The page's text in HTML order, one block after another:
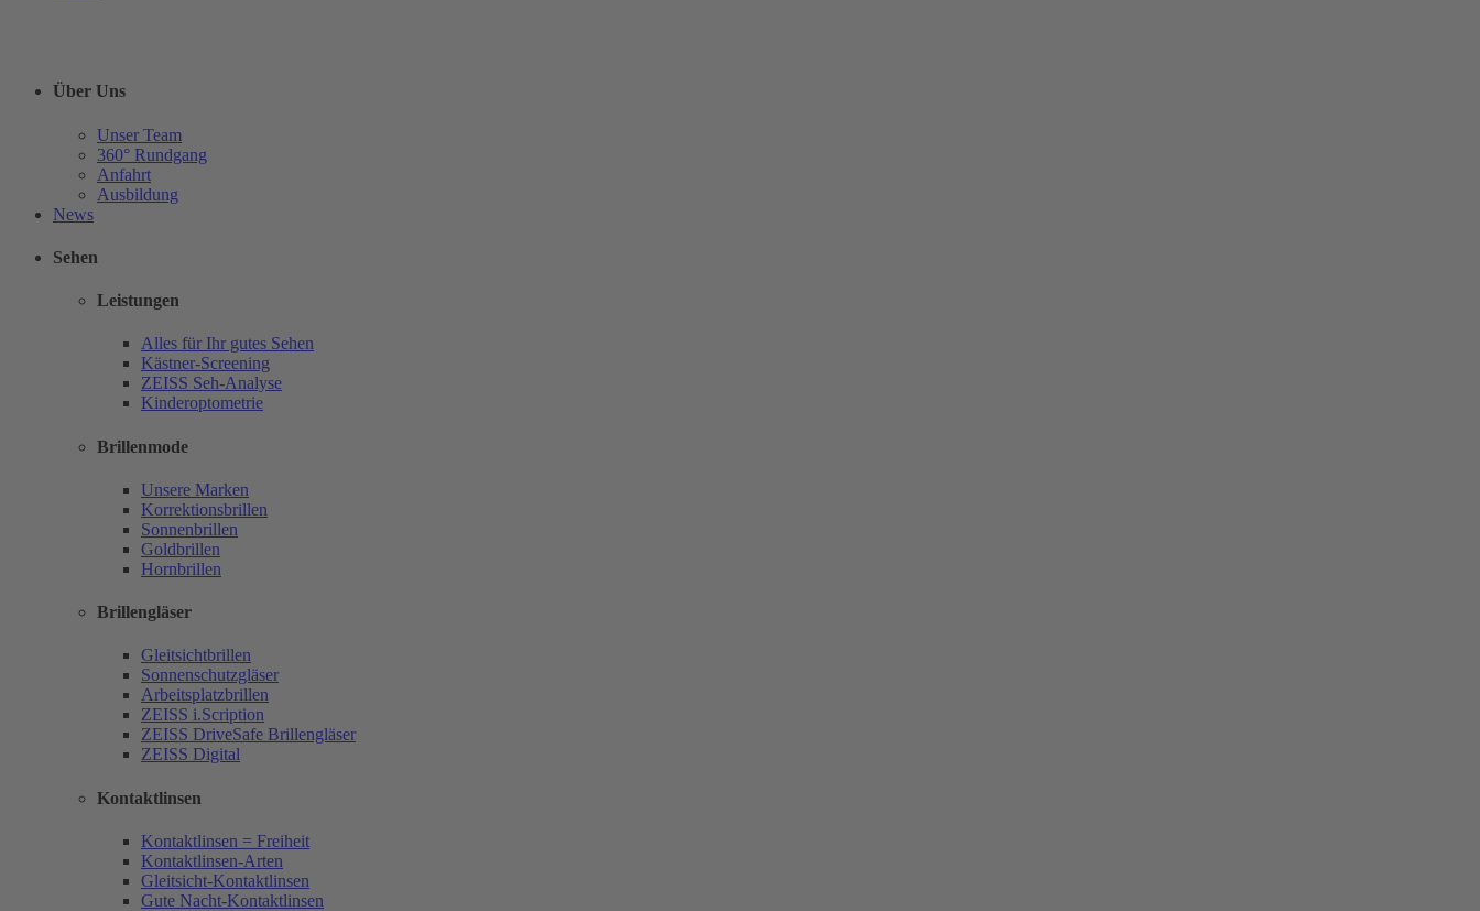
Über Uns
Unser Team
360° Rundgang
Anfahrt
Ausbildung
News
Sehen
Leistungen
Alles für Ihr gutes Sehen
Kästner-Screening
ZEISS Seh-Analyse
Kinderoptometrie
Brillenmode
Unsere Marken
Korrektionsbrillen
Sonnenbrillen
Goldbrillen
Hornbrillen
Brillengläser
Gleitsichtbrillen
Sonnenschutzgläser
Arbeitsplatzbrillen
ZEISS i.Scription
ZEISS DriveSafe Brillengläser
ZEISS Digital
Kontaktlinsen
Kontaktlinsen = Freiheit
Kontaktlinsen-Arten
Gleitsicht-Kontaktlinsen
Gute Nacht-Kontaktlinsen